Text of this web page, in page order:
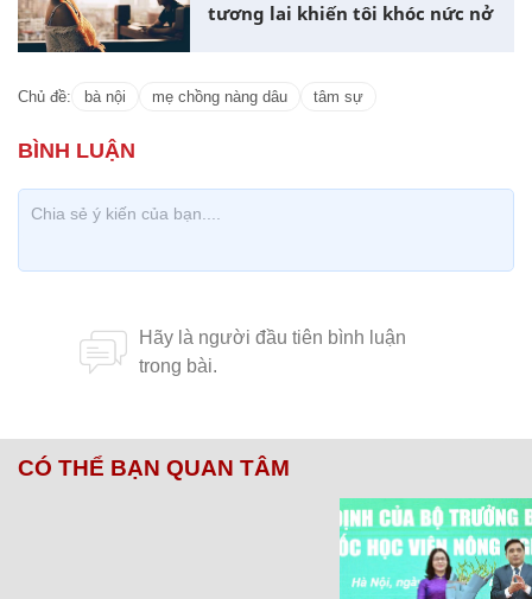
tương lai khiến tôi khóc nức nở
Chủ đề: bà nội mẹ chồng nàng dâu tâm sự
CÓ THỂ BẠN QUAN TÂM